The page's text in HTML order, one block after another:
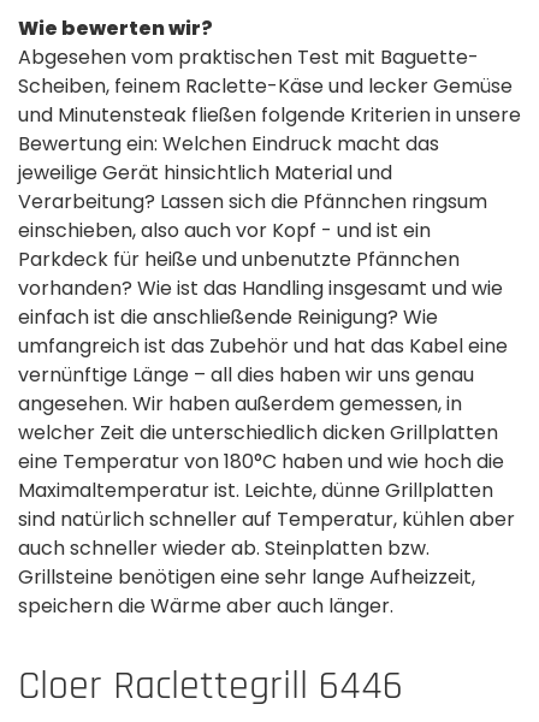
Wie bewerten wir?
Abgesehen vom praktischen Test mit Baguette-
Scheiben, feinem Raclette-Käse und lecker Gemüse
und Minutensteak fließen folgende Kriterien in unsere
Bewertung ein: Welchen Eindruck macht das
jeweilige Gerät hinsichtlich Material und
Verarbeitung? Lassen sich die Pfännchen ringsum
einschieben, also auch vor Kopf - und ist ein
Parkdeck für heiße und unbenutzte Pfännchen
vorhanden? Wie ist das Handling insgesamt und wie
einfach ist die anschließende Reinigung? Wie
umfangreich ist das Zubehör und hat das Kabel eine
vernünftige Länge – all dies haben wir uns genau
angesehen. Wir haben außerdem gemessen, in
welcher Zeit die unterschiedlich dicken Grillplatten
eine Temperatur von 180°C haben und wie hoch die
Maximaltemperatur ist. Leichte, dünne Grillplatten
sind natürlich schneller auf Temperatur, kühlen aber
auch schneller wieder ab. Steinplatten bzw.
Grillsteine benötigen eine sehr lange Aufheizzeit,
speichern die Wärme aber auch länger.
Cloer Raclettegrill 6446